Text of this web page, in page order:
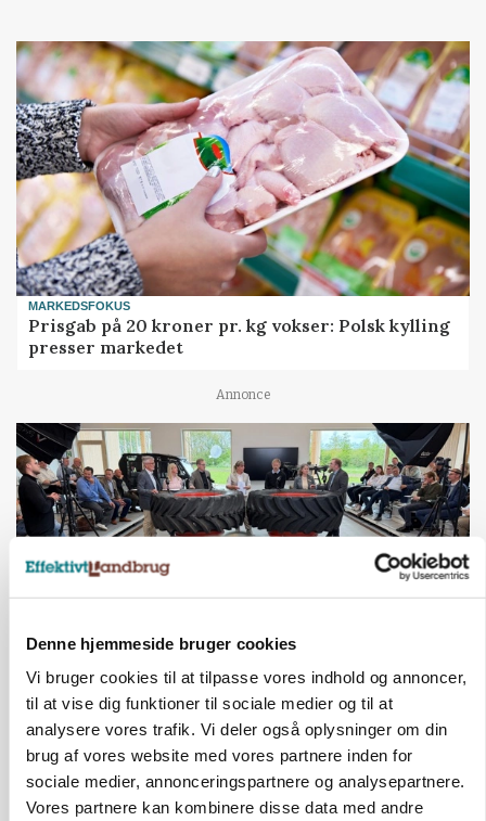
Denne hjemmeside bruger cookies
Vi bruger cookies til at tilpasse vores indhold og annoncer,
til at vise dig funktioner til sociale medier og til at
analysere vores trafik. Vi deler også oplysninger om din
brug af vores website med vores partnere inden for
sociale medier, annonceringspartnere og analysepartnere.
Vores partnere kan kombinere disse data med andre
MARKEDSFOKUS
Prisgab på 20 kroner pr. kg vokser: Polsk kylling
presser markedet
Annonce
BUSINESS
Ejer eller medejer? Nyt tv-format udfordrer
landbrugets ejerstruktur
Annonce